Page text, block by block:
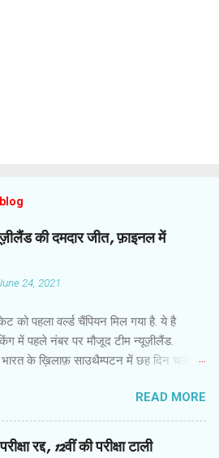
की दमदार जीत, फ़ाइनल में
24, 2021
को पहला वर्ल्ड चैंपियन मिल गया है. ये है
में पहले नंबर पर मौजूद टीम न्यूज़ीलैंड.
के ख़िलाफ़ साउथैम्पटन में छह दिन चले
जीत हासिल की. बारिश से प्रभावित मैच के
के कमाल के बाद कप्तान केन विलियमसन
ने उम्दा बल्लेबाज़ी की और आईसीसी वर्ल्ड
READ MORE
रद्द, 12वीं की परीक्षा टाली